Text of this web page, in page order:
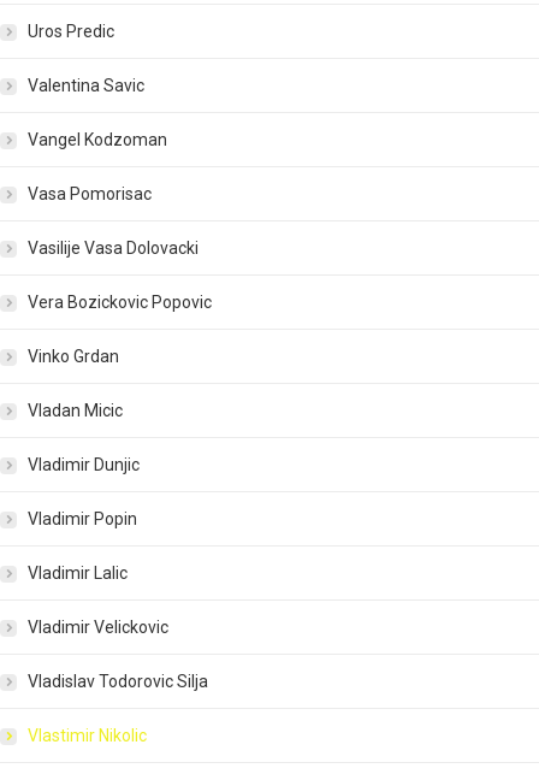
Uros Predic
Valentina Savic
Vangel Kodzoman
Vasa Pomorisac
Vasilije Vasa Dolovacki
Vera Bozickovic Popovic
Vinko Grdan
Vladan Micic
Vladimir Dunjic
Vladimir Popin
Vladimir Lalic
Vladimir Velickovic
Vladislav Todorovic Silja
Vlastimir Nikolic